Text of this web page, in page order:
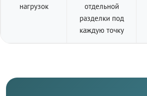
нагрузок
отдельной
разделки под
каждую точку